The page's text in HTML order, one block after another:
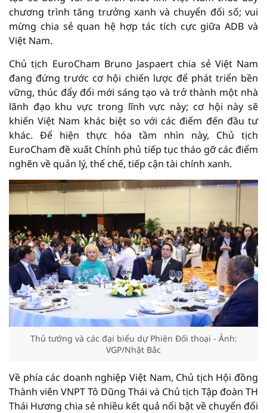
chương trình tăng trưởng xanh và chuyển đổi số; vui
mừng chia sẻ quan hệ hợp tác tích cực giữa ADB và
Việt Nam.
Chủ tịch EuroCham Bruno Jaspaert chia sẻ Việt Nam
đang đứng trước cơ hội chiến lược để phát triển bền
vững, thúc đẩy đổi mới sáng tạo và trở thành một nhà
lãnh đạo khu vực trong lĩnh vực này; cơ hội này sẽ
khiến Việt Nam khác biệt so với các điểm đến đầu tư
khác. Để hiện thực hóa tầm nhìn này, Chủ tịch
EuroCham đề xuất Chính phủ tiếp tục tháo gỡ các điểm
nghẽn về quản lý, thể chế, tiếp cận tài chính xanh.
Thủ tướng và các đại biểu dự Phiên Đối thoại - Ảnh:
VGP/Nhật Bắc
Về phía các doanh nghiệp Việt Nam, Chủ tịch Hội đồng
Thành viên VNPT Tô Dũng Thái và Chủ tịch Tập đoàn TH
Thái Hương chia sẻ nhiều kết quả nổi bật về chuyển đổi